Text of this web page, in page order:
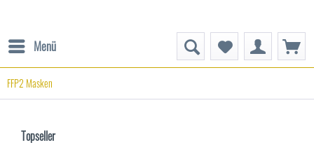
Menü
FFP2 Masken
Topseller